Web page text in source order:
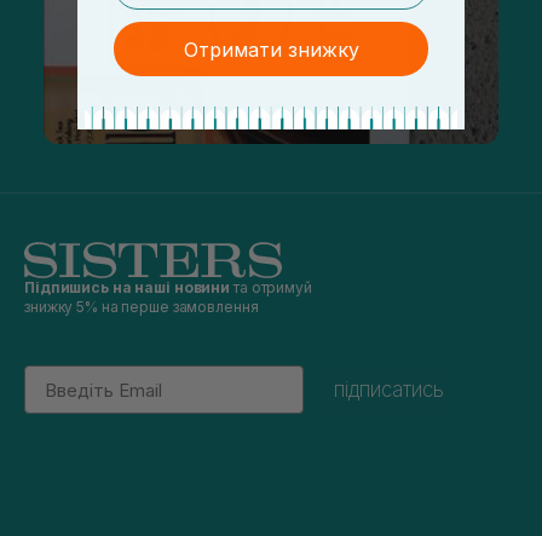
Підпишись на наші новини та отримуй
знижку 5% на перше замовлення
Email
підписатись
Отримати знижку